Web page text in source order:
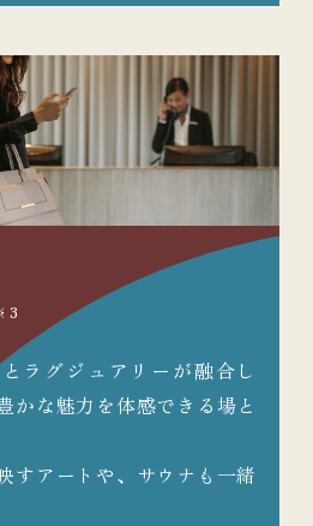
ラグジュアリーが融合し
かな魅力を体感できる場と
すアートや、サウナも一緒